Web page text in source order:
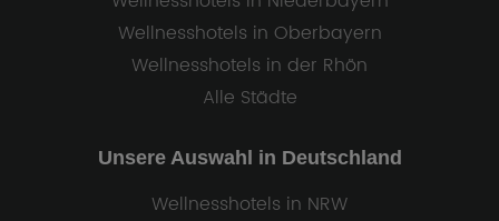
Wellnesshotels in Oberbayern
Wellnesshotels in der Rhön
Alle Städte
Unsere Auswahl in Deutschland
Wellnesshotels in NRW